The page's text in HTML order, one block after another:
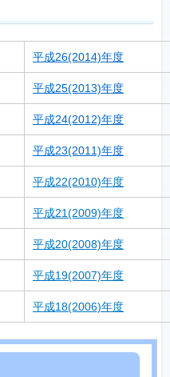
平成26(2014)年度
平成25(2013)年度
平成24(2012)年度
平成23(2011)年度
平成22(2010)年度
平成21(2009)年度
平成20(2008)年度
平成19(2007)年度
平成18(2006)年度